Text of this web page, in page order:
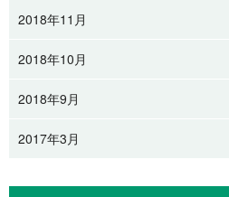
2018年11月
2018年10月
2018年9月
2017年3月